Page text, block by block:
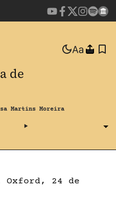
de
Martins Moreira
Oxford, 24 de